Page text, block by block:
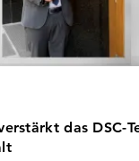
das DSC-